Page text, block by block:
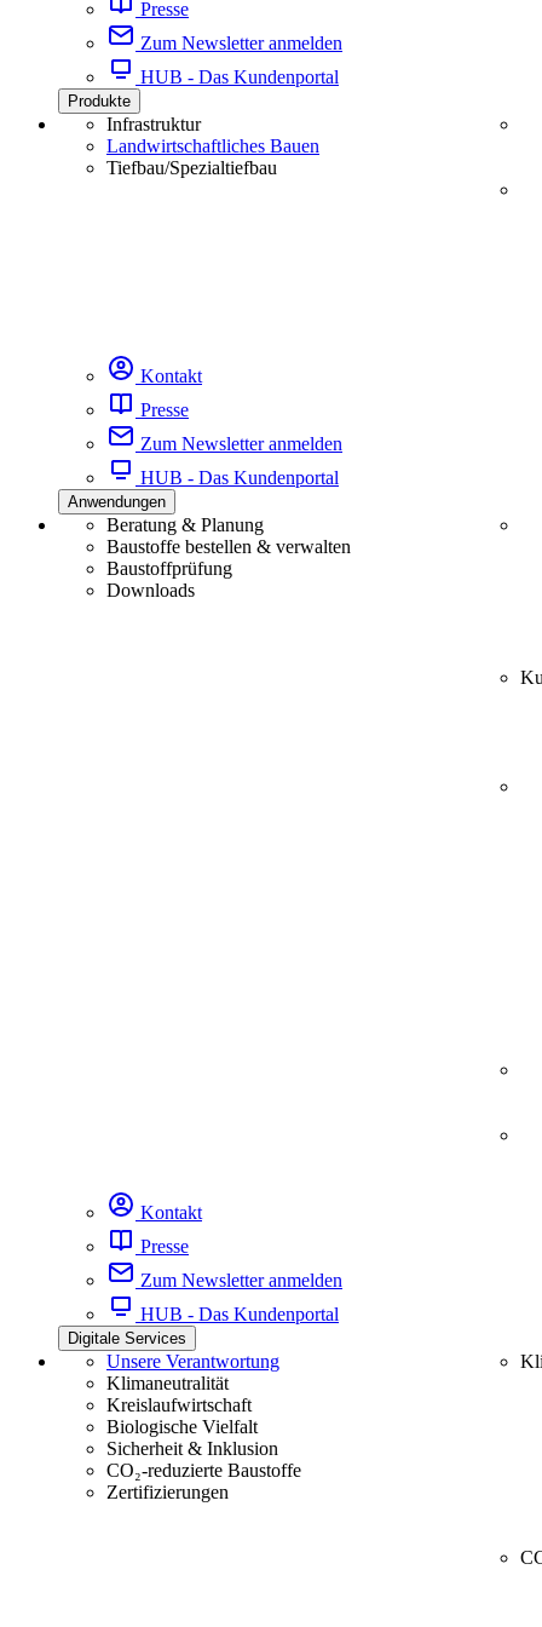
Presse
Zum Newsletter anmelden
HUB - Das Kundenportal
Produkte
Infrastruktur
Landwirtschaftliches Bauen
Tiefbau/Spezialtiefbau
Kontakt
Presse
Zum Newsletter anmelden
HUB - Das Kundenportal
Anwendungen
Beratung & Planung
Baustoffe bestellen & verwalten
Baustoffprüfung
Downloads
Kontakt
Presse
Zum Newsletter anmelden
HUB - Das Kundenportal
Digitale Services
Unsere Verantwortung
Klimaneutralität
Kreislaufwirtschaft
Biologische Vielfalt
Sicherheit & Inklusion
CO₂-reduzierte Baustoffe
Zertifizierungen